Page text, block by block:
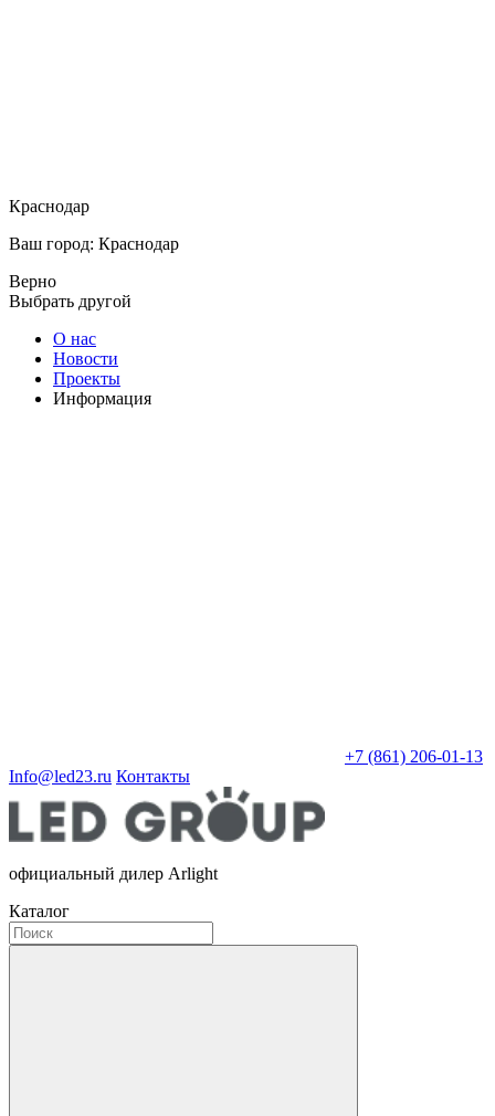
Краснодар
Ваш город: Краснодар
Верно
Выбрать другой
О нас
Новости
Проекты
Информация
+7 (861) 206-01-13
Info@led23.ru Контакты
официальный дилер Arlight
Каталог